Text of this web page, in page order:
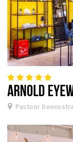
ARNOLD
Pastoor